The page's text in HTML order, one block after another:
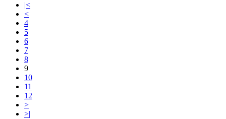
|<
<
4
5
6
7
8
9
10
11
12
>
>|